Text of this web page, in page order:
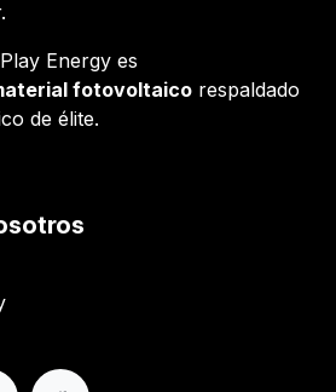
Energy es
fotovoltaico respaldado
de élite.